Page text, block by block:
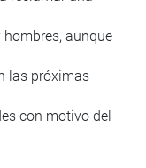
aunque
las próximas
con motivo del